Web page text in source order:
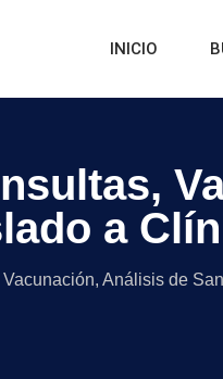
INICIO
a
Análisis de